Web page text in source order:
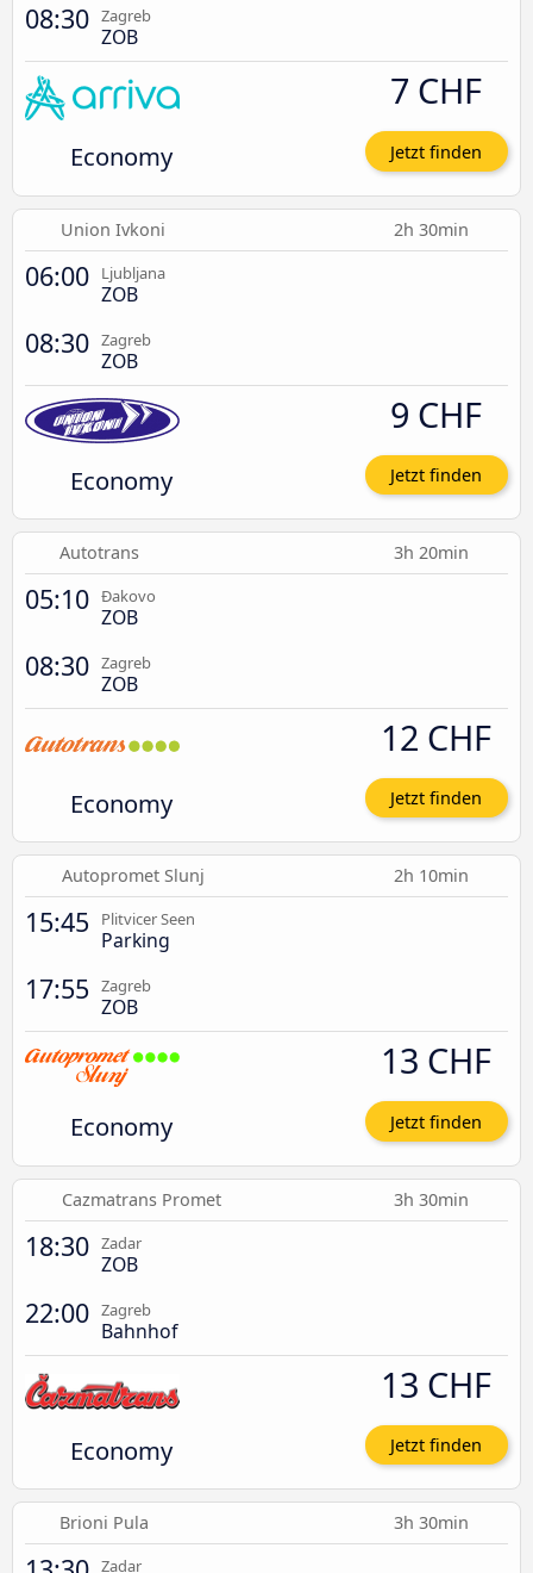
08:30 Zagreb
ZOB
Economy
7 CHF
Jetzt finden
Union Ivkoni 2h 30min
06:00 Ljubljana
ZOB
08:30 Zagreb
ZOB
Economy
9 CHF
Jetzt finden
Autotrans 3h 20min
05:10 Đakovo
ZOB
08:30 Zagreb
ZOB
Economy
12 CHF
Jetzt finden
Autopromet Slunj 2h 10min
15:45 Plitvicer Seen
Parking
17:55 Zagreb
ZOB
Economy
13 CHF
Jetzt finden
Cazmatrans Promet 3h 30min
18:30 Zadar
ZOB
22:00 Zagreb
Bahnhof
Economy
13 CHF
Jetzt finden
Brioni Pula 3h 30min
Zadar